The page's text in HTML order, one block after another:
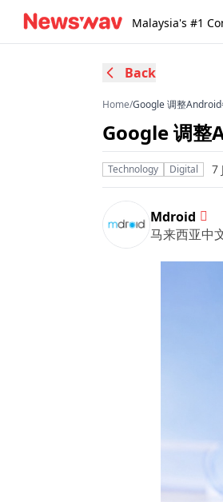
Malaysia's #1
Back
Home/Google 调整
Google 调整
Technology Digital 7
Mdroid
马来西亚中